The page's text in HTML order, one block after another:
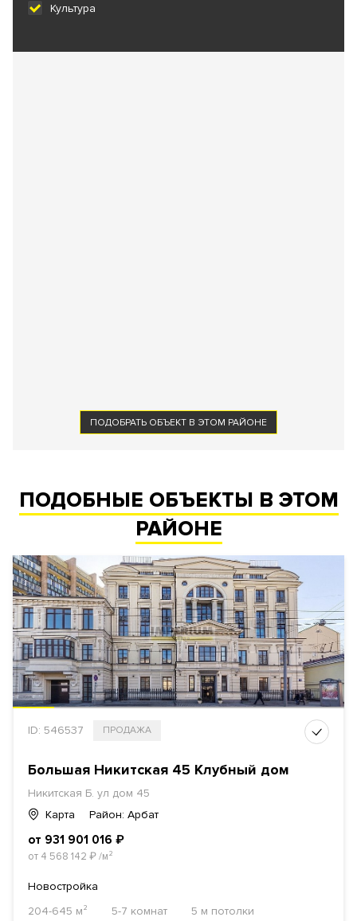
Культура
ПОДОБРАТЬ ОБЪЕКТ В ЭТОМ РАЙОНЕ
ПОДОБНЫЕ ОБЪЕКТЫ В ЭТОМ
РАЙОНЕ
ID: 546537 ПРОДАЖА
Большая Никитская 45 Клубный дом
Никитская Б. ул дом 45
Карта
Район: Арбат
от 931 901 016 ₽
от 4 568 142 ₽/м²
Новостройка
204-645 м²
5-7 комнат
5 м потолки